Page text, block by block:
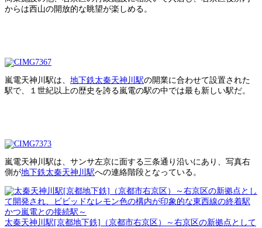
からは西山の開放的な眺望が楽しめる。
嵐電天神川駅は、 地下鉄太秦天神川駅の開業に合わせて設置された
駅で、１世紀以上の歴史を誇る嵐電の駅の中では最も新しい駅だ。
嵐電天神川駅は、サンサ左京に面する三条通り沿いにあり、写真右
側が地下鉄太秦天神川駅への連絡階段となっている。
太秦天神川駅[京都地下鉄]（京都市右京区）～右京区の新拠点として